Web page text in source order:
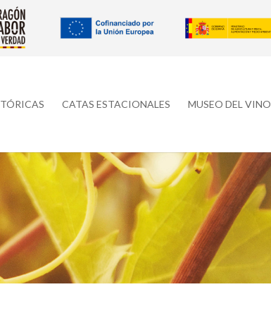
CATAS ESTACIONALES MUSEO DEL VINO